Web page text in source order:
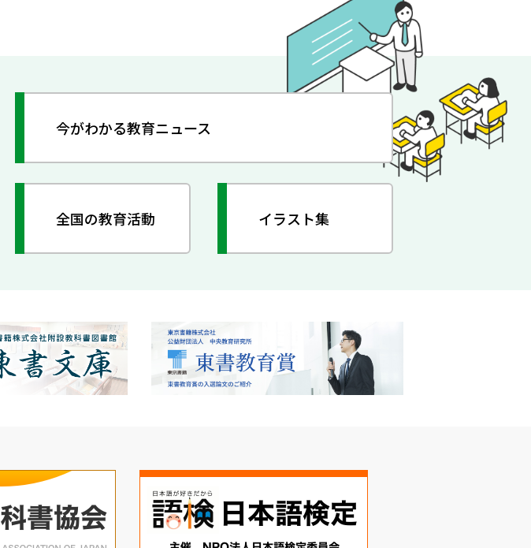
今がわかる教育ニュース
全国の教育活動 イラスト集